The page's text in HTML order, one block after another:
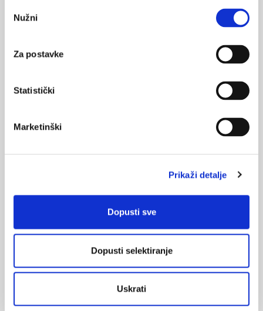
pristanka
Nužni
Za postavke
Statistički
Marketinški
Prikaži detalje
Dopusti sve
Dopusti selektiranje
Uskrati
noradrenalina - dualni antidepresivi nove
generacije
morbiditeta, a uskoro se očekuje da će postati vodeća. Životna
prevalencija za žene iznosi 26%, a za muškarce 15%. Izrazito je
bitno za naglasiti da se za depresiju vezuje suicidalni rizik, tako
Medicus (2/2025)